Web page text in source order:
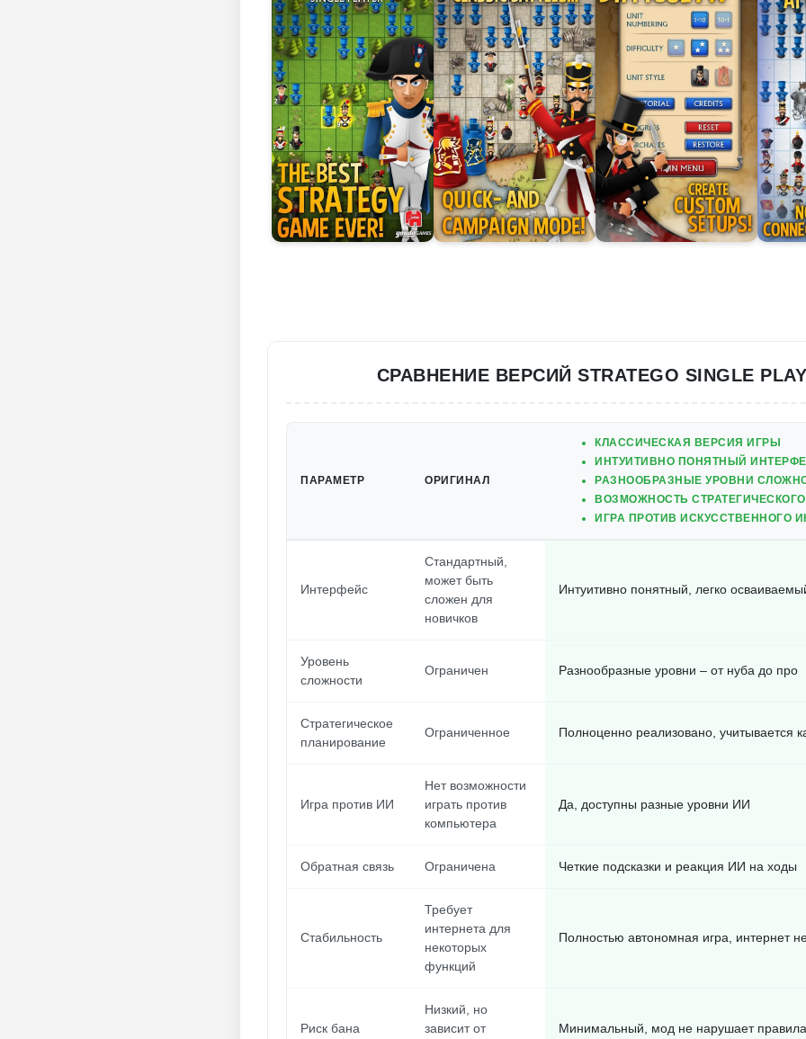
СРАВНЕНИЕ ВЕРСИЙ STRATEGO SINGLE
ПАРАМЕТР ОРИГИНАЛ
КЛАССИЧЕСКАЯ ВЕРСИЯ ИГРЫ
ИНТУИТИВНО ПОНЯТНЫЙ
РАЗНООБРАЗНЫЕ УРОВНИ
ВОЗМОЖНОСТЬ
ИГРА ПРОТИВ ИСКУССТВЕННОГО
Интерфейс
Стандартный,
может быть
сложен для
новичков
Интуитивно понятный, легко
Уровень
сложности
Ограничен Разнообразные уровни – от нуба до про
Стратегическое
планирование
Ограниченное Полноценно реализовано, учитывается
Игра против ИИ
Нет возможности
играть против
компьютера
Да, доступны разные уровни ИИ
Обратная связь Ограничена Четкие подсказки и реакция ИИ на ходы
Стабильность
Требует
интернета для
некоторых
функций
Полностью автономная игра, интернет
Риск бана
Низкий, но
зависит от
Минимальный, мод не нарушает правила